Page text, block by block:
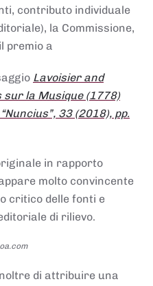
contributo individuale
la Commissione,
premio a
Lavoisier and
sur la Musique (1778)
33 (2018), pp.
in rapporto
molto convincente
critico delle fonti e
di rilievo.
di attribuire una